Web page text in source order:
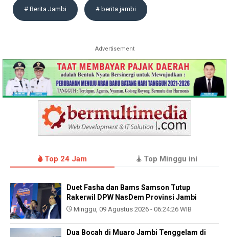
# Berita Jambi # berita jambi
Advertisement
Top 24 Jam Top Minggu ini
Duet Fasha dan Bams Samson Tutup
Rakerwil DPW NasDem Provinsi Jambi
Minggu, 09 Agustus 2026 - 06:24:26 WIB
Dua Bocah di Muaro Jambi Tenggelam di